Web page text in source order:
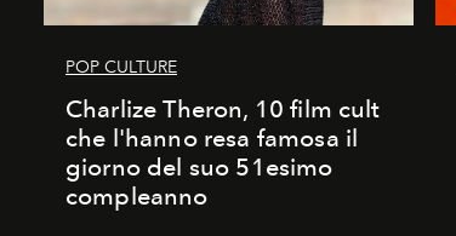
POP CULTURE
Charlize Theron, 10 film cult
che l'hanno resa famosa il
giorno del suo 51esimo
compleanno